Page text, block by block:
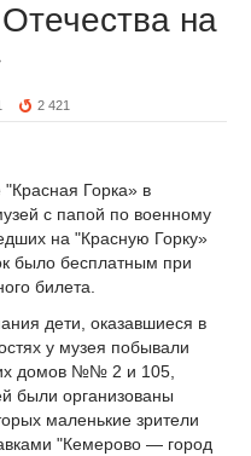
на
2 421
Горка» в
с папой по военному
на "Красную Горку»
было бесплатным при
билета.
дети, оказавшиеся в
у музея побывали
домов №№ 2 и 105,
были организованы
маленькие зрители
"Кемерово — город